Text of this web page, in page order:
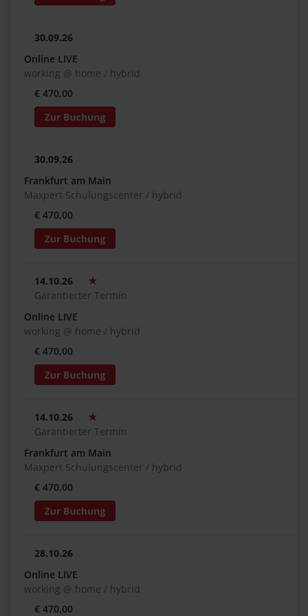
30.09.26
Online LIVE
working @ home / hybrid
€ 470,00
30.09.26
Frankfurt am Main
Maxpert Schulungscenter / hybrid
€ 470,00
14.10.26
Garantierter Termin
Online LIVE
working @ home / hybrid
€ 470,00
14.10.26
Garantierter Termin
Frankfurt am Main
Maxpert Schulungscenter / hybrid
€ 470,00
28.10.26
Online LIVE
working @ home / hybrid
€ 470,00